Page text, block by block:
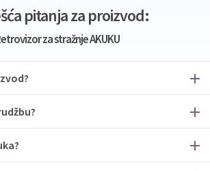
pitanja za proizvod:
za stražnje AKUKU